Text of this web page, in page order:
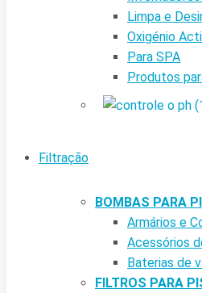
Limpa e
Oxigénio
Para SPA
Produtos
Filtração
BOMBAS PARA
Armários e
Acessórios
Baterias de
FILTROS PARA